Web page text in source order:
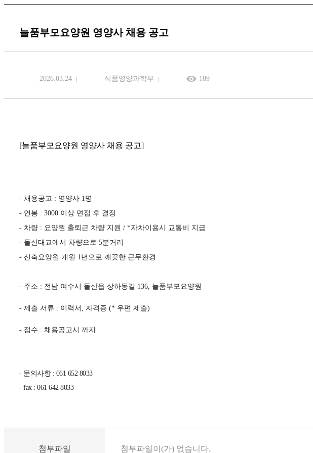
늘품부모요양원 영양사 채용 공고
2026.03.24 식품영양과학부 189
[늘품부모요양원 영양사 채용 공고]
- 채용공고 : 영양사 1명
- 연봉 : 3000 이상 면접 후 결정
- 차량 : 요양원 출퇴근 차량 지원 / *자차이용시 교통비 지급
- 돌산대교에서 차량으로 5분거리
- 신축요양원 개원 1년으로 깨끗한 근무환경
- 주소 : 전남 여수시 돌산읍 상하동길 136, 늘품부모요양원
- 제출 서류 : 이력서, 자격증 (* 우편 제출)
- 접수 : 채용공고시 까지
- 문의사항 : 061 652 8033
- fax : 061 642 8033
첨부파일 첨부파일이(가) 없습니다.